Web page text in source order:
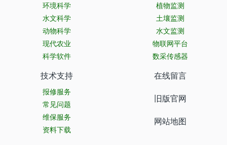
环境科学
水文科学
动物科学
现代农业
科学软件
植物监测
土壤监测
水文监测
物联网平台
数采传感器
技术支持
报修服务
常见问题
维保服务
资料下载
在线留言
旧版官网
网站地图